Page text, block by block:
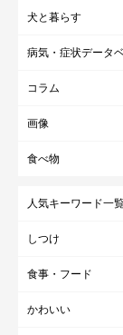
犬と暮らす
病気・症状データ
コラム
画像
食べ物
人気キーワード一
しつけ
食事・フード
かわいい